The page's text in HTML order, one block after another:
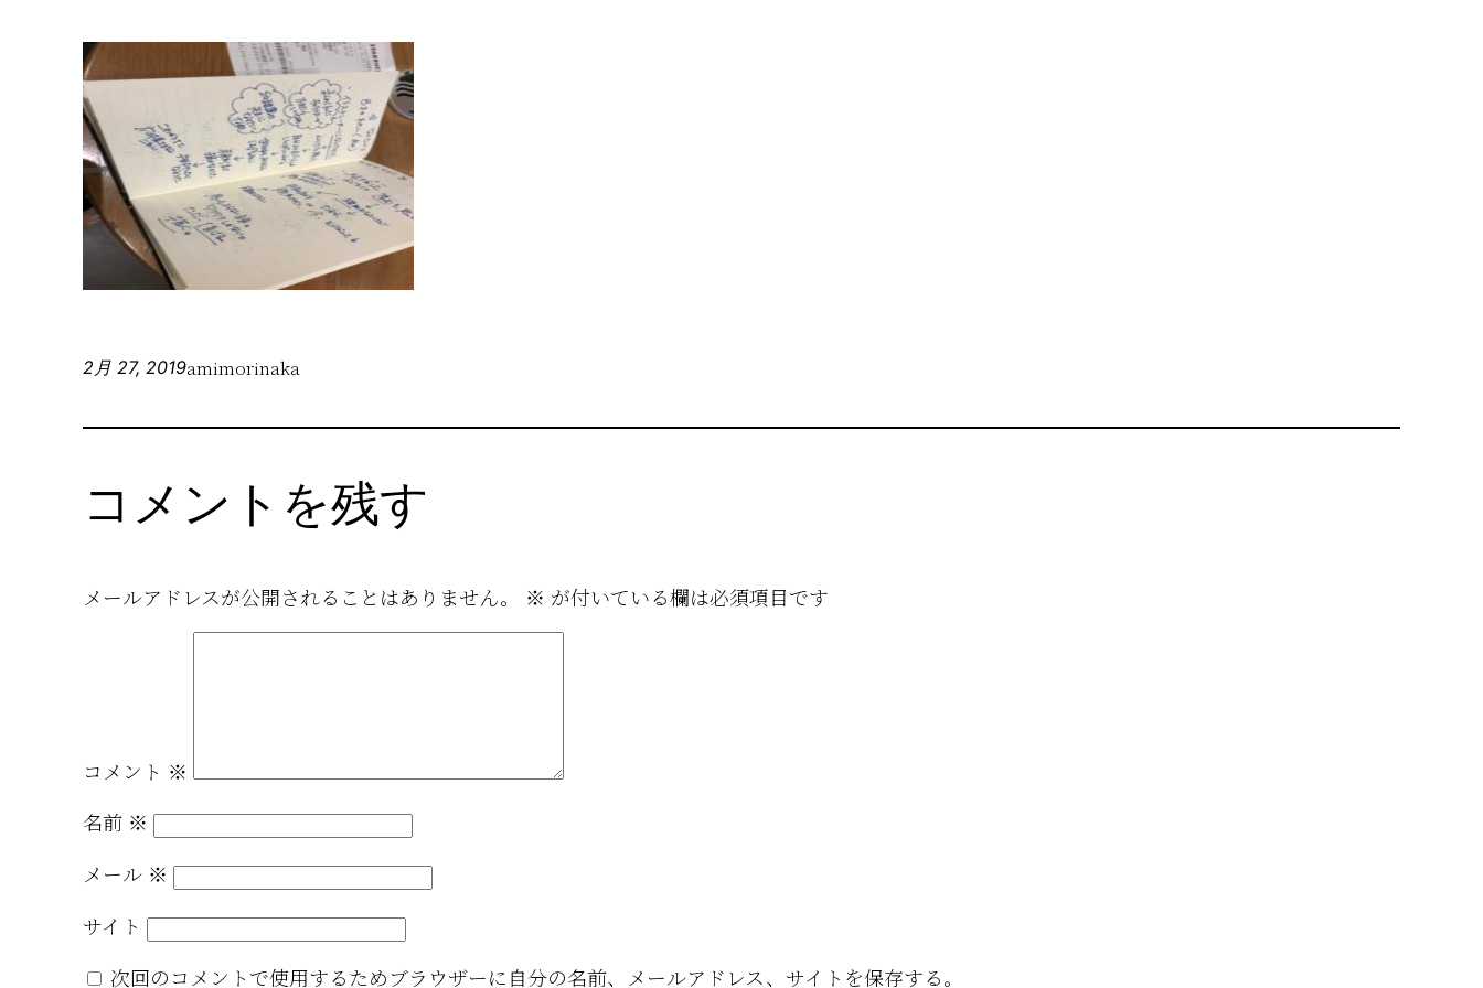
2月 27, 2019amimorinaka
コメントを残す
メールアドレスが公開されることはありません。 ※ が付いている欄は必須項目です
コメント ※
名前 ※
メール ※
サイト
次回のコメントで使用するためブラウザーに自分の名前、メールアドレス、サイトを保存する。